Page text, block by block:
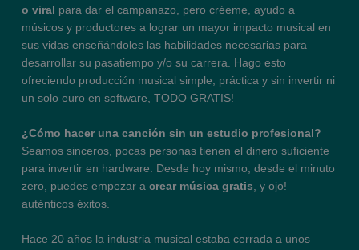
o viral para dar el campanazo, pero créeme, ayudo a
músicos y productores a lograr un mayor impacto musical en
sus vidas enseñándoles las habilidades necesarias para
desarrollar su pasatiempo y/o su carrera. Hago esto
ofreciendo producción musical simple, práctica y sin invertir ni
un solo euro en software, TODO GRATIS!
¿Cómo hacer una canción sin un estudio profesional?
Seamos sinceros, pocas personas tienen el dinero suficiente
para invertir en hardware. Desde hoy mismo, desde el minuto
zero, puedes empezar acrear música gratis, y ojo!
auténticos éxitos.
Hace 20 años la industria musical estaba cerrada a unos